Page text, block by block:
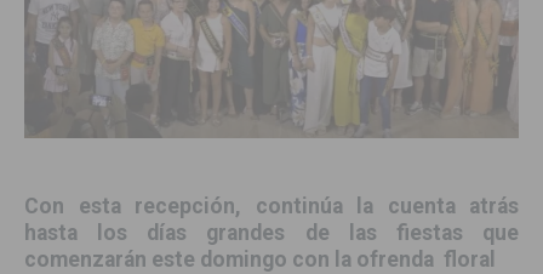
Con esta recepción, continúa la cuenta atrás
hasta los días grandes de las fiestas que
comenzarán este domingo con la ofrenda floral